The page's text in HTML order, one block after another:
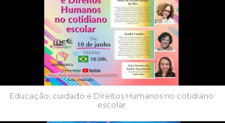
Educação, cuidado e Direitos Humanos no cotidiano
escolar